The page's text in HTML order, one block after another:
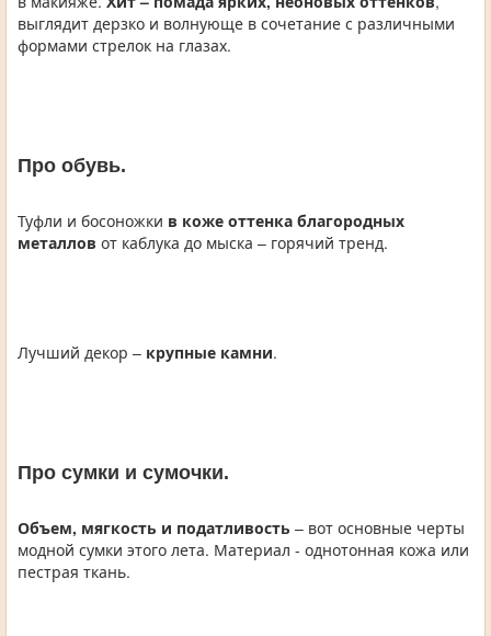
выглядит дерзко и волнующе в сочетание с различными
формами стрелок на глазах.
Про обувь.
Туфли и босоножки в коже оттенка благородных
металлов от каблука до мыска – горячий тренд.
Лучший декор – крупные камни.
Про сумки и сумочки.
Объем, мягкость и податливость – вот основные черты
модной сумки этого лета. Материал - однотонная кожа или
пестрая ткань.